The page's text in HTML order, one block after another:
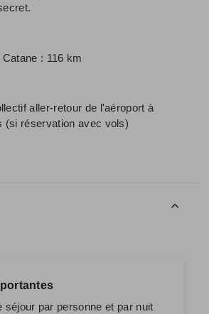
: 116 km
aller-retour de l'aéroport à
(si réservation avec vols)
séjour par personne et par nuit